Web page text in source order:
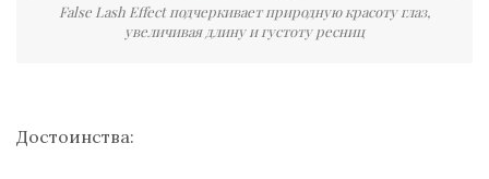
False Lash Effect подчеркивает природную красоту глаз,
увеличивая длину и густоту ресниц
Достоинства: